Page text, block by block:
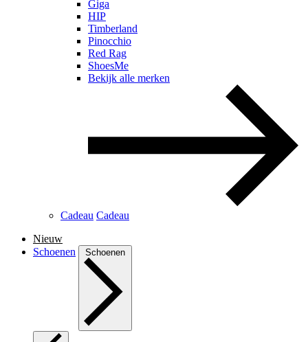
Giga
HIP
Timberland
Pinocchio
Red Rag
ShoesMe
Bekijk alle merken
Cadeau Cadeau
Nieuw
Schoenen
Schoenen